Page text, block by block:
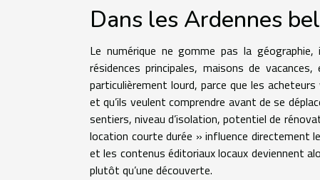
Dans les Ardennes
Le numérique ne gomme pas la
résidences principales, maisons de
particulièrement lourd, parce que les
et qu’ils veulent comprendre avant de se
sentiers, niveau d’isolation, potentiel de
location courte durée » influence directement
et les contenus éditoriaux locaux deviennent
plutôt qu’une découverte.